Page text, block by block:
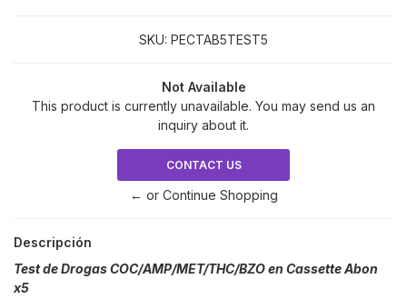
SKU: PECTAB5TEST5
Not Available
This product is currently unavailable. You may send us an
inquiry about it.
CONTACT US
← or Continue Shopping
Descripción
Test de Drogas COC/AMP/MET/THC/BZO en Cassette Abon
x5